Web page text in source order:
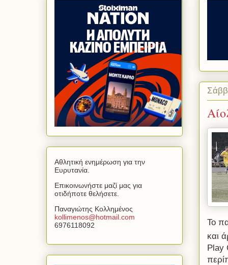
Το
και
Play
Αθλητική ενημέρωση για την
Ευρυτανία.
Επικοινωνήστε μαζί μας για
οτιδήποτε θελήσετε.
Παναγιώτης Κολλημένος
kollimenos@hotmail com
6976118092